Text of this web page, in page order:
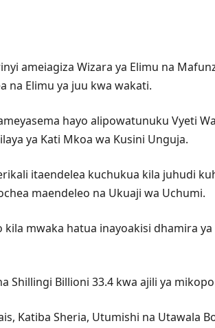
ameiagiza Wizara ya Elimu na
na Elimu ya juu kwa wakati.
hayo alipowatunuku Vyeti
ya Kati Mkoa wa Kusini Unguja.
itaendelea kuchukua kila juhudi
maendeleo na Ukuaji wa Uchumi.
mwaka hatua inayoakisi dhamira
Billioni 33.4 kwa ajili ya
Katiba Sheria, Utumishi na Utawala